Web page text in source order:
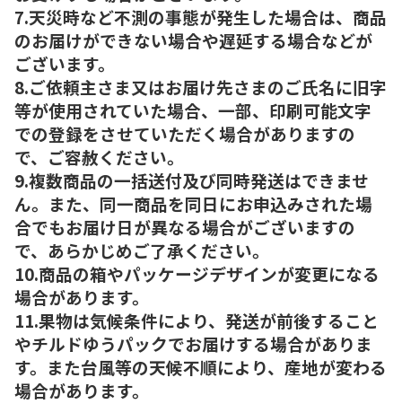
7.天災時など不測の事態が発生した場合は、商品
のお届けができない場合や遅延する場合などが
ございます。
8.ご依頼主さま又はお届け先さまのご氏名に旧字
等が使用されていた場合、一部、印刷可能文字
での登録をさせていただく場合がありますの
で、ご容赦ください。
9.複数商品の一括送付及び同時発送はできませ
ん。また、同一商品を同日にお申込みされた場
合でもお届け日が異なる場合がございますの
で、あらかじめご了承ください。
10.商品の箱やパッケージデザインが変更になる
場合があります。
11.果物は気候条件により、発送が前後すること
やチルドゆうパックでお届けする場合がありま
す。また台風等の天候不順により、産地が変わる
場合があります。